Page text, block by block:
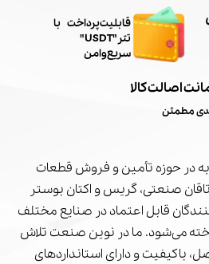
اصالت کالا
مطمئن
در حوزه تأمین و فروش قطعات
صنعتی، گریس و اکتان بوستر
قابل اعتماد در صنایع مختلف
می‌شود. ما در نوین صنعت تلاش
باکیفیت و دارای استانداردهای
​قابلیت پرداخت با
تتر"USDT"
سریع و امن